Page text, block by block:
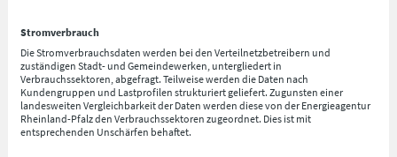
Stromverbrauch
Die Stromverbrauchsdaten werden bei den Verteilnetzbetreibern und
zuständigen Stadt- und Gemeindewerken, untergliedert in
Verbrauchssektoren, abgefragt. Teilweise werden die Daten nach
Kundengruppen und Lastprofilen strukturiert geliefert. Zugunsten einer
landesweiten Vergleichbarkeit der Daten werden diese von der Energieagentur
Rheinland-Pfalz den Verbrauchssektoren zugeordnet. Dies ist mit
entsprechenden Unschärfen behaftet.